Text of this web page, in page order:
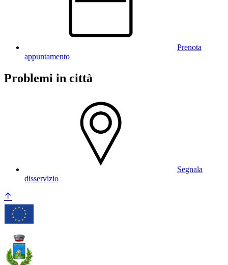
Prenota
appuntamento
Problemi in città
Segnala
disservizio